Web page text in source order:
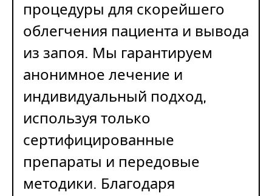
процедуры для скорейшего
облегчения пациента и вывода
из запоя. Мы гарантируем
анонимное лечение и
индивидуальный подход,
используя только
сертифицированные
препараты и передовые
методики. Благодаря